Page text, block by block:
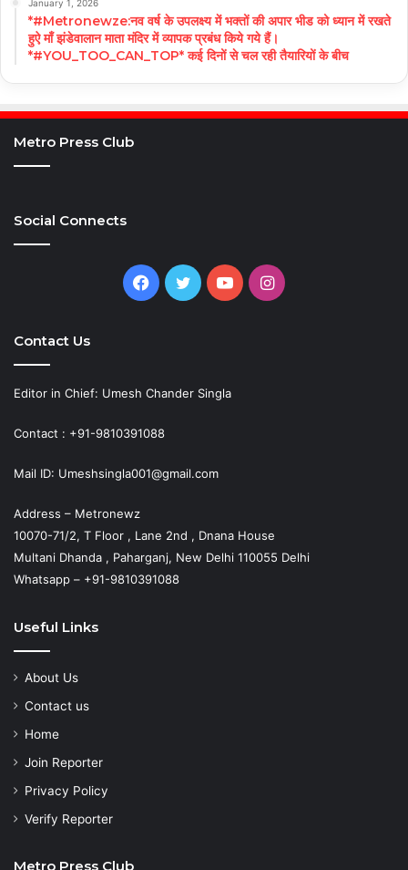
January 1, 2026
*#Metronewze:नव वर्ष के उपलक्ष्य में भक्तों की अपार भीड को ध्यान में रखते
हुऐ माँ झंडेवालान माता मंदिर में व्यापक प्रबंध किये गये हैं।
*#YOU_TOO_CAN_TOP* कई दिनों से चल रही तैयारियों के बीच
Metro Press Club
Social Connects
Facebook
TwitterYouTubeInstagram
Contact Us
Editor in Chief: Umesh Chander Singla
Contact : +91-9810391088
Mail ID: Umeshsingla001@gmail.com
Address – Metronewz
10070-71/2, T Floor , Lane 2nd , Dnana House
Multani Dhanda , Paharganj, New Delhi 110055 Delhi
Whatsapp – +91-9810391088
Useful Links
About Us
Contact us
Home
Join Reporter
Privacy Policy
Verify Reporter
Metro Press Club